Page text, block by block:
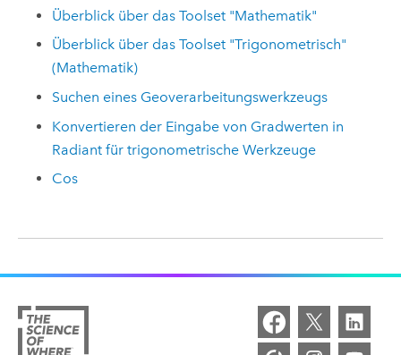
Überblick über das Toolset "Mathematik"
Überblick über das Toolset "Trigonometrisch"
(Mathematik)
Suchen eines Geoverarbeitungswerkzeugs
Konvertieren der Eingabe von Gradwerten in
Radiant für trigonometrische Werkzeuge
Cos